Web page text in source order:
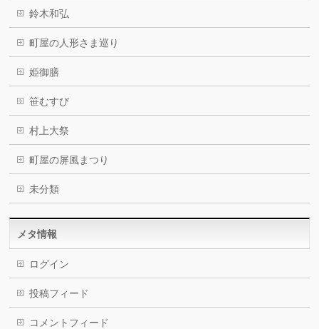
鈴木和弘
町屋の人形さま巡り
姫御膳
笹むすび
村上大祭
町屋の屏風まつり
未分類
メタ情報
ログイン
投稿フィード
コメントフィード